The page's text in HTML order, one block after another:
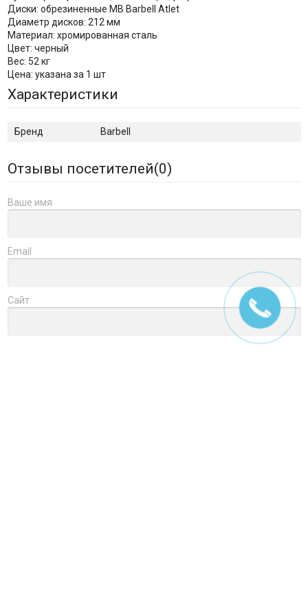
Диски: обрезиненные MB Barbell Atlet
Диаметр дисков: 212 мм
Материал: хромированная сталь
Цвет: черный
Вес: 52 кг
Цена: указана за 1 шт
Характеристики
Бренд Barbell
Отзывы посетителей(0)
Ваше имя
Email
Сайт